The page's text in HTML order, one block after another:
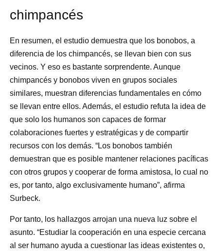
chimpancés
En resumen, el estudio demuestra que los bonobos, a
diferencia de los chimpancés, se llevan bien con sus
vecinos. Y eso es bastante sorprendente. Aunque
chimpancés y bonobos viven en grupos sociales
similares, muestran diferencias fundamentales en cómo
se llevan entre ellos. Además, el estudio refuta la idea de
que solo los humanos son capaces de formar
colaboraciones fuertes y estratégicas y de compartir
recursos con los demás. “Los bonobos también
demuestran que es posible mantener relaciones pacíficas
con otros grupos y cooperar de forma amistosa, lo cual no
es, por tanto, algo exclusivamente humano”, afirma
Surbeck.
Por tanto, los hallazgos arrojan una nueva luz sobre el
asunto. “Estudiar la cooperación en una especie cercana
al ser humano ayuda a cuestionar las ideas existentes o,